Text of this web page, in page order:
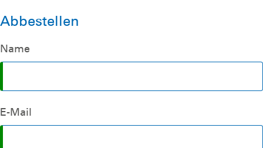
Abbestellen
Name
E-Mail